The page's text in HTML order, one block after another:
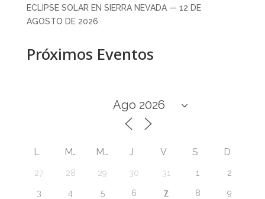
ECLIPSE SOLAR EN SIERRA NEVADA — 12 DE
AGOSTO DE 2026
Próximos Eventos
L M M J V S D
27 28 29 30 31 1 2
3 4 5 6 7 8 9